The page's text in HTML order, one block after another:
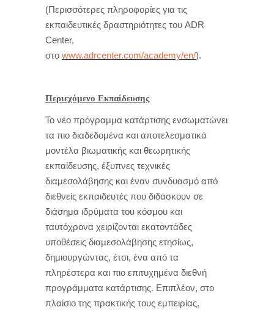
(Περισσότερες πληροφορίες για τις
εκπαιδευτικές δραστηριότητες του ADR
Center,
στο www.adrcenter.com/academy/en/).
Περιεχόμενο Εκπαίδευσης
Το νέο πρόγραμμα κατάρτισης ενσωματώνει
τα πιο διαδεδομένα και αποτελεσματικά
μοντέλα βιωματικής και θεωρητικής
εκπαίδευσης, έξυπνες τεχνικές
διαμεσολάβησης και έναν συνδυασμό από
διεθνείς εκπαιδευτές που διδάσκουν σε
διάσημα ιδρύματα του κόσμου και
ταυτόχρονα χειρίζονται εκατοντάδες
υποθέσεις διαμεσολάβησης ετησίως,
δημιουργώντας, έτσι, ένα από τα
πληρέστερα και πιο επιτυχημένα διεθνή
προγράμματα κατάρτισης. Επιπλέον, στο
πλαίσιο της πρακτικής τους εμπειρίας,